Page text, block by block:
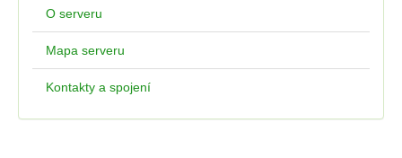
O serveru
Mapa serveru
Kontakty a spojení